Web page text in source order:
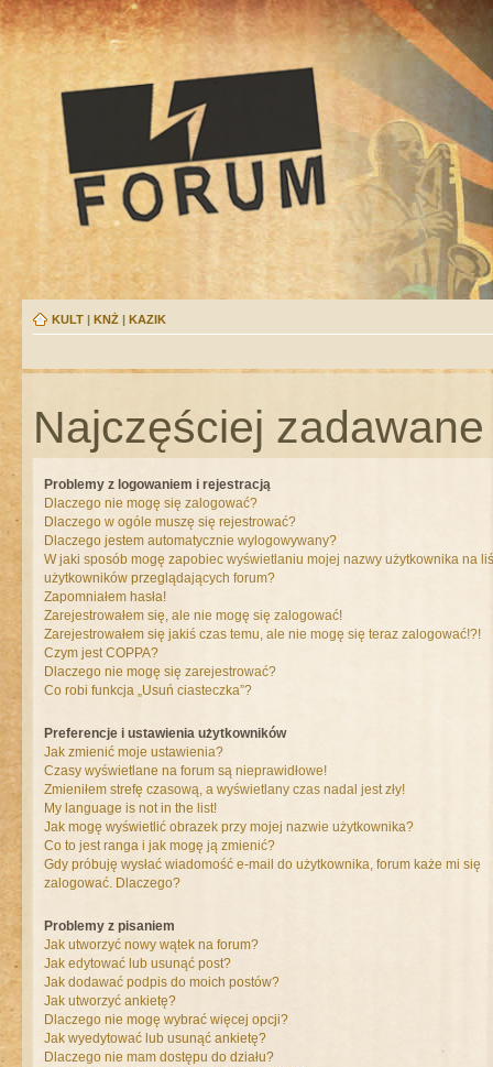
KULT | KNŻ | KAZIK
Najczęściej
Problemy z logowaniem i rejestracją
Dlaczego nie mogę się zalogować?
Dlaczego w ogóle muszę się rejestrować?
Dlaczego jestem automatycznie wylogowywany?
W jaki sposób mogę zapobiec wyświetlaniu mojej nazwy użytkownika na
użytkowników przeglądających forum?
Zapomniałem hasła!
Zarejestrowałem się, ale nie mogę się zalogować!
Zarejestrowałem się jakiś czas temu, ale nie mogę się teraz zalogować!?!
Czym jest COPPA?
Dlaczego nie mogę się zarejestrować?
Co robi funkcja „Usuń ciasteczka”?
Preferencje i ustawienia użytkowników
Jak zmienić moje ustawienia?
Czasy wyświetlane na forum są nieprawidłowe!
Zmieniłem strefę czasową, a wyświetlany czas nadal jest zły!
My language is not in the list!
Jak mogę wyświetlić obrazek przy mojej nazwie użytkownika?
Co to jest ranga i jak mogę ją zmienić?
Gdy próbuję wysłać wiadomość e-mail do użytkownika, forum każe mi się
zalogować. Dlaczego?
Problemy z pisaniem
Jak utworzyć nowy wątek na forum?
Jak edytować lub usunąć post?
Jak dodawać podpis do moich postów?
Jak utworzyć ankietę?
Dlaczego nie mogę wybrać więcej opcji?
Jak wyedytować lub usunąć ankietę?
Dlaczego nie mam dostępu do działu?